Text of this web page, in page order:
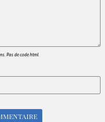
Pas de code html.